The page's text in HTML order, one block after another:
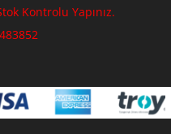
Kontrolu Yapınız.